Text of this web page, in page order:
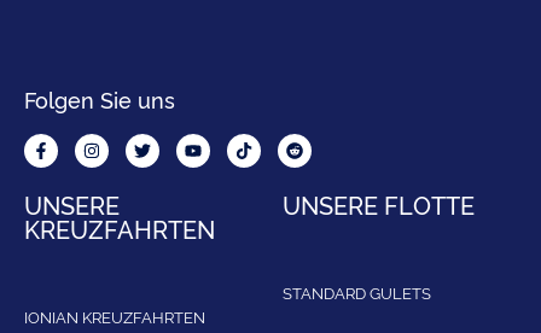
Folgen Sie uns
UNSERE
KREUZFAHRTEN
IONIAN KREUZFAHRTEN
UNSERE FLOTTE
STANDARD GULETS